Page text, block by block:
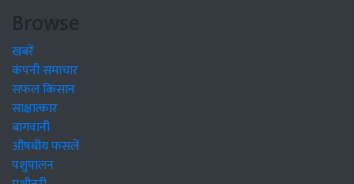
Browse
खबरें
कंपनी समाचार
सफल किसान
साक्षात्कार
बागवानी
औषधीय फसलें
पशुपालन